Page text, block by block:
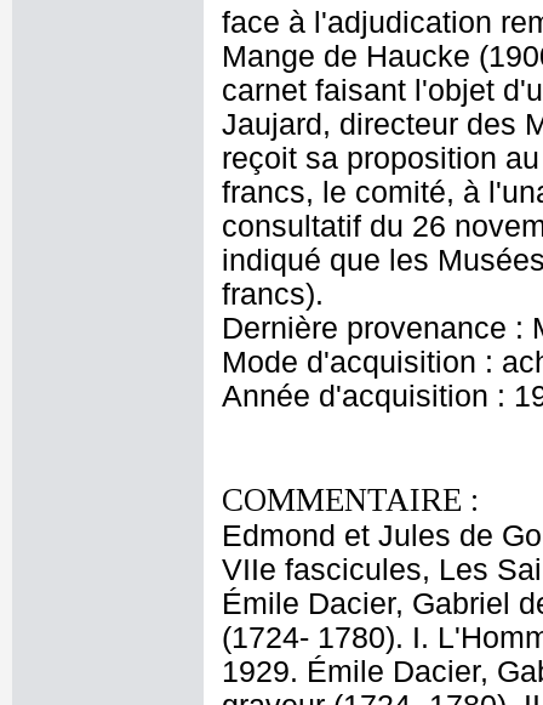
face à l'adjudication
Mange de Haucke
carnet faisant l'objet
Jaujard, directeur des
reçoit sa proposition
francs, le comité, à
consultatif du 26
indiqué que les
francs).
Dernière provenance :
Mode d'acquisition :
Année d'acquisition :
COMMENTAIRE :
Edmond et Jules de
VIIe fascicules, Les
Émile Dacier, Gabriel
(1724- 1780). I.
1929. Émile Dacier,